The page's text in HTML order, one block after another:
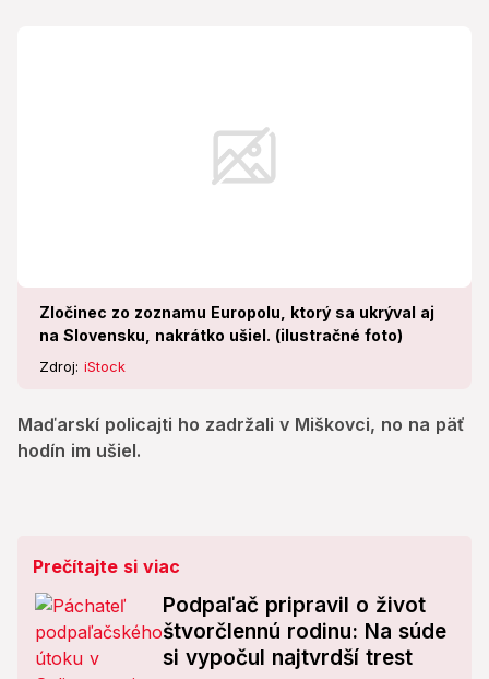
Zločinec zo zoznamu Europolu, ktorý sa ukrýval aj
na Slovensku, nakrátko ušiel. (ilustračné foto)
Zdroj: iStock
Maďarskí policajti ho zadržali v Miškovci, no na päť
hodín im ušiel.
Prečítajte si viac
Podpaľač pripravil o život
štvorčlennú rodinu: Na súde
si vypočul najtvrdší trest